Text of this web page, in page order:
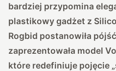
bardziej przypomina
plastikowy gadżet z
Rogbid postanowiła
zaprezentowała model
które redefiniuje pojęcie